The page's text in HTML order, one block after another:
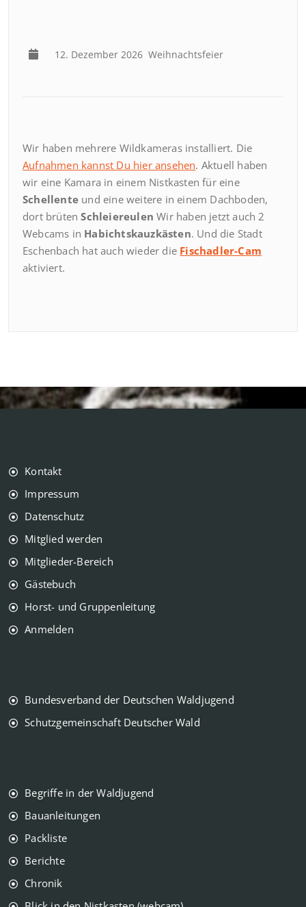
12. Dezember 2026 Weihnachtsfeier
Wir haben mehrere Wildkameras installiert. Die
Aufnahmen kannst Du hier ansehen. Aktuell haben
wir eine Kamara in einem Nistkasten für eine
Schellente und eine weitere in einem Dachboden,
dort brütenSchleiereulen Wir haben jetzt auch 2
Webcams in Habichtskauzkästen. Und die Stadt
Eschenbach hat auch wieder die Fischadler-Cam
aktiviert.
Kontakt
Impressum
Datenschutz
Mitglied werden
Mitglieder-Bereich
Gästebuch
Horst- und Gruppenleitung
Anmelden
Bundesverband der Deutschen Waldjugend
Schutzgemeinschaft Deutscher Wald
Begriffe in der Waldjugend
Bauanleitungen
Packliste
Berichte
Chronik